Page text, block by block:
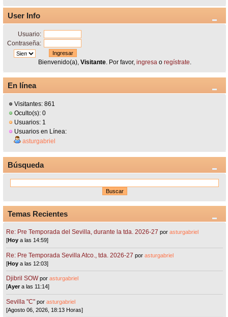
User Info
Usuario:
Contraseña:
Bienvenido(a), Visitante. Por favor, ingresao regístrate.
En línea
Visitantes: 861
Oculto(s): 0
Usuarios: 1
Usuarios en Línea:
asturgabriel
Búsqueda
Temas Recientes
Re: Pre Temporada del Sevilla, durante la tda. 2026-27 porasturgabriel
[Hoy a las 14:59]
Re: Pre Temporada Sevilla Atco., tda. 2026-27 porasturgabriel
[Hoy a las 12:03]
Djibril SOW porasturgabriel
[Ayera las 11:14]
Sevilla "C"porasturgabriel
[Agosto 06, 2026, 18:13 Horas]